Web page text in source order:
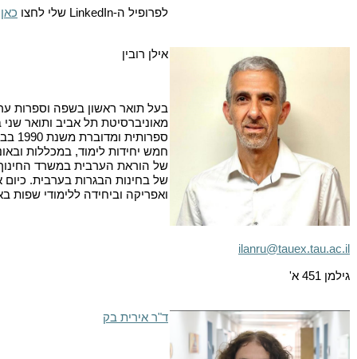
לפרופיל ה-LinkedIn שלי לחצו כאן
ilanru@tauex.tau.ac.il
גילמן 451 א'
אילן רובין
בעל תואר ראשון בשפה וספרות
מאוניברסיטת תל אביב ותואר
חמש יחידות לימוד, במכללות
של הוראת הערבית במשרד
של בחינות הבגרות בערבית.
ואפריקה וביחידה ללימודי שפות
ד"ר אירית בק